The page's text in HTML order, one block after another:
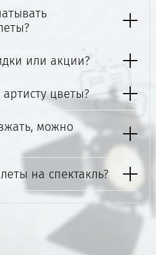
или акции?
цветы?
можно
на спектакль?